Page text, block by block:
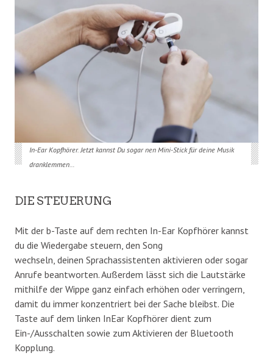
In-Ear Kopfhörer. Jetzt kannst Du sogar nen Mini-Stick für deine Musik
dranklemmen…
DIE STEUERUNG
Mit der b-Taste auf dem rechten In-Ear Kopfhörer kannst
du die Wiedergabe steuern, den Song
wechseln, deinen Sprachassistenten aktivieren oder sogar
Anrufe beantworten. Außerdem lässt sich die Lautstärke
mithilfe der Wippe ganz einfach erhöhen oder verringern,
damit du immer konzentriert bei der Sache bleibst. Die
Taste auf dem linken InEar Kopfhörer dient zum
Ein-/Ausschalten sowie zum Aktivieren der Bluetooth
Kopplung.